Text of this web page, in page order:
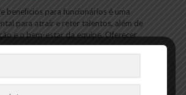
benefícios para funcionários é uma
para atrair e reter talentos, além de
e o bem-estar da equipe. Oferecer